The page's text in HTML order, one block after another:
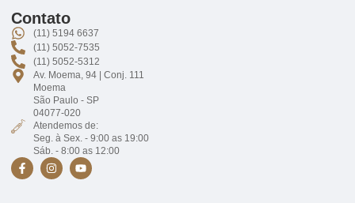
Contato
(11) 5194 6637
(11) 5052-7535
(11) 5052-5312
Av. Moema, 94 | Conj. 111
Moema
São Paulo - SP
04077-020
Atendemos de:
Seg. à Sex. - 9:00 as 19:00
Sáb. - 8:00 as 12:00